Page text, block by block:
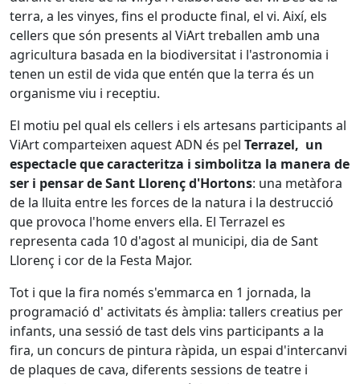
terra, a les vinyes, fins el producte final, el vi. Així, els
cellers que són presents al ViArt treballen amb una
agricultura basada en la biodiversitat i l'astronomia i
tenen un estil de vida que entén que la terra és un
organisme viu i receptiu.
El motiu pel qual els cellers i els artesans participants al
ViArt comparteixen aquest ADN és pel Terrazel, un
espectacle que caracteritza i simbolitza la manera de
ser i pensar de Sant Llorenç d'Hortons: una metàfora
de la lluita entre les forces de la natura i la destrucció
que provoca l'home envers ella. El Terrazel es
representa cada 10 d'agost al municipi, dia de Sant
Llorenç i cor de la Festa Major.
Tot i que la fira només s'emmarca en 1 jornada, la
programació d' activitats és àmplia: tallers creatius per
infants, una sessió de tast dels vins participants a la
fira, un concurs de pintura ràpida, un espai d'intercanvi
de plaques de cava, diferents sessions de teatre i